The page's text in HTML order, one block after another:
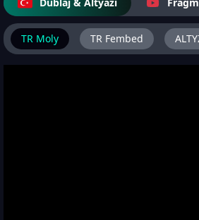
TR Moly TR Fembed